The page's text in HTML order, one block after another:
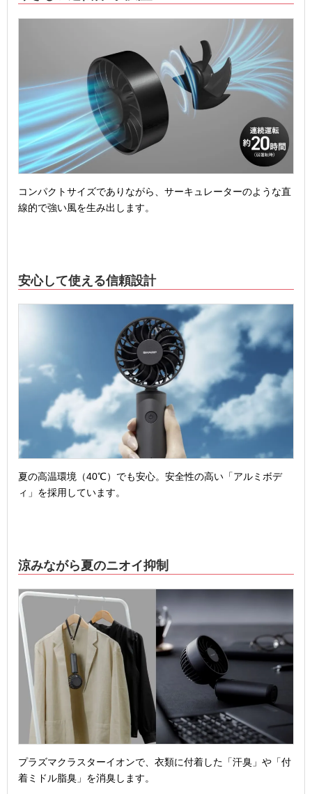
コンパクトサイズでありながら、サーキュレーターのような直
線的で強い風を生み出します。
安心して使える信頼設計
夏の高温環境（40℃）でも安心。安全性の高い「アルミボデ
ィ」を採用しています。
涼みながら夏のニオイ抑制
プラズマクラスターイオンで、衣類に付着した「汗臭」や「付
着ミドル脂臭」を消臭します。